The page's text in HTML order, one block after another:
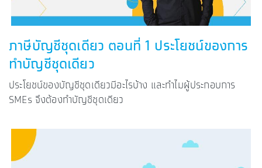
ภาษีบัญชีชุดเดียว ตอนที่ 1 ประโยชน์ของการ
ทำบัญชีชุดเดียว
ประโยชน์ของบัญชีชุดเดียวมีอะไรบ้าง และทำไมผู้ประกอบการ
SMEs จึงต้องทำบัญชีชุดเดียว